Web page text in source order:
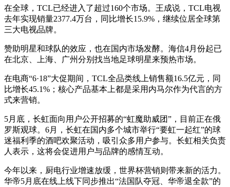
在全球，TCL已经进入了超过160个市场。王成说，TCL电视
去年实现销量2377.4万台，同比增长15.9%，继续位居全球第
三大电视品牌。
赞助明星和球队的效应，也在国内市场发酵。海信4月份起已
在北京、上海、广州分别找当地足球明星来预热市场。
在电商“6·18”大促期间，TCL全品类线上销售额16.5亿元，同
比增长45.1%；核心产品基本上都是采用内马尔作为代言的方
式来营销。
5月底，长虹面向用户公开招募的“虹魔助威团”，目前正在俄
罗斯观球。6月，长虹在国内多个城市举行“要虹一起红”的球
迷福利季的酒吧欢聚活动，吸引众多用户参与。长虹相关负责
人表示，这将会促进用户与品牌的感情互动。
今年以来，厨电行业增速放缓，世界杯营销则带来新的活力。
华帝5月底在线上线下同步推出“法国队夺冠、华帝退全款”的